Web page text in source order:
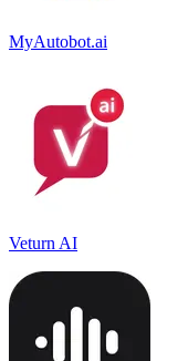
MyAutobot.ai
Veturn AI